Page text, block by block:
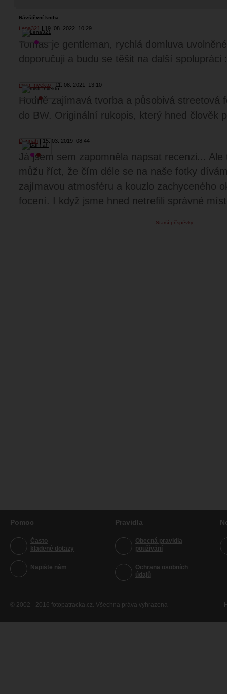
Návštěvní kniha
Lena321 19. 08. 2022 10:29
Tomas je gentleman, rychlá domluva
doporučuji a budu se těšit na další spolupráci
mistr Invekto 11. 08. 2021 13:10
Hodně zajímavá tvorba a působivá streetová
do BW. Originální rukopis, který hned člověk
Dannah 15. 03. 2019 08:44
Já jsem sem zapomněla napsat recenzi...
můžu říct, že čím déle se na naše fotky
zajímavou atmosféru a kouzlo zachyceného
focení. I když jsme hned netrefili správné
Starší příspěvky
Pomoc
Často
kladené dotazy
Napište nám
Pravidla
Obecná pravidla
používání
Ochrana osobních
údajů
© 2002 - 2016 fotopatracka.cz. Všechna práva vyhrazena